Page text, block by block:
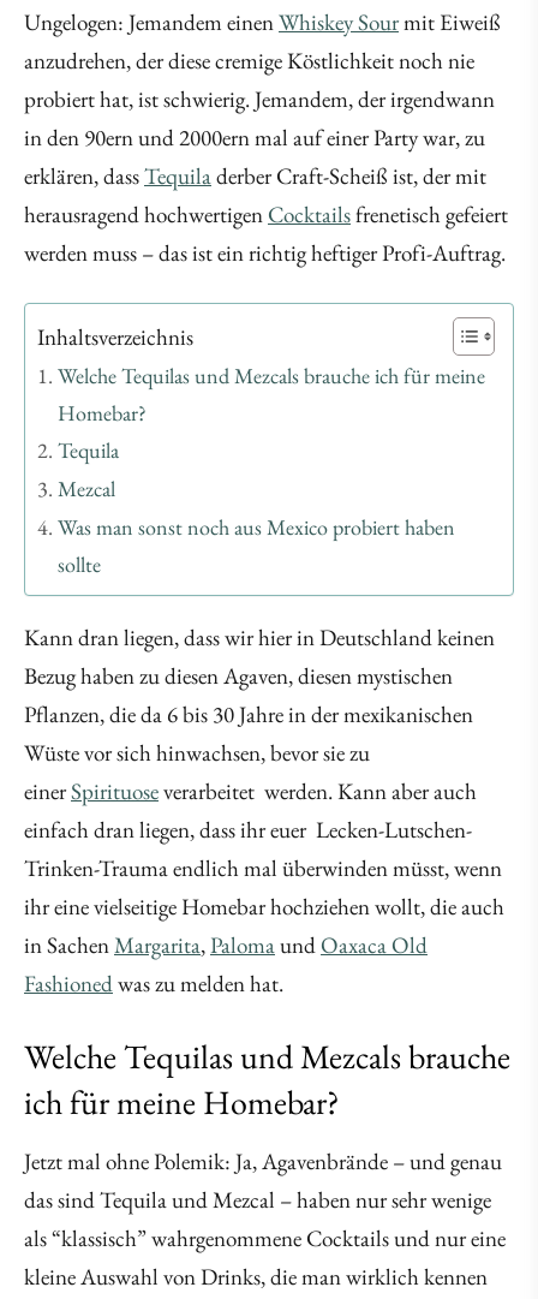
Ungelogen: Jemandem einenWhiskey Sourmit Eiweiß
anzudrehen, der diese cremige Köstlichkeit noch nie
probiert hat, ist schwierig. Jemandem, der irgendwann
in den 90ern und 2000ern mal auf einer Party war, zu
erklären, dassTequiladerber Craft-Scheiß ist, der mit
herausragend hochwertigen Cocktailsfrenetisch gefeiert
werden muss – das ist ein richtig heftiger Profi-Auftrag.
Inhaltsverzeichnis
Welche Tequilas und Mezcals brauche ich für meine
Homebar?
Tequila
Mezcal
Was man sonst noch aus Mexico probiert haben
sollte
Kann dran liegen, dass wir hier in Deutschland keinen
Bezug haben zu diesen Agaven, diesen mystischen
Pflanzen, die da 6 bis 30 Jahre in der mexikanischen
Wüste vor sich hinwachsen, bevor sie zu
einerSpirituoseverarbeitet werden. Kann aber auch
einfach dran liegen, dass ihr euer Lecken-Lutschen-
Trinken-Trauma endlich mal überwinden müsst, wenn
ihr eine vielseitige Homebar hochziehen wollt, die auch
in SachenMargarita,Palomaund Oaxaca Old
Fashionedwas zu melden hat.
Welche Tequilas und Mezcals brauche
ich für meine Homebar?
Jetzt mal ohne Polemik: Ja, Agavenbrände – und genau
das sind Tequila und Mezcal – haben nur sehr wenige
als “klassisch” wahrgenommene Cocktails und nur eine
kleine Auswahl von Drinks, die man wirklich kennen